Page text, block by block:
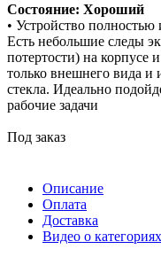
Состояние: Хороший
• Устройство
Есть небольшие следы
потертости) на корпусе
только внешнего вида
стекла. Идеально
рабочие задачи
Под заказ
Описание
Оплата
Доставка
Видео о категориях